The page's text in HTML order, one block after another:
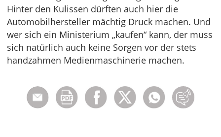
Hinter den Kulissen dürften auch hier die
Automobilhersteller mächtig Druck machen. Und
wer sich ein Ministerium „kaufen“ kann, der muss
sich natürlich auch keine Sorgen vor der stets
handzahmen Medienmaschinerie machen.